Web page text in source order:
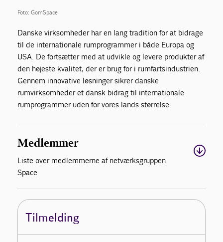
Foto: GomSpace
Danske virksomheder har en lang tradition for at bidrage
til de internationale rumprogrammer i både Europa og
USA. De fortsætter med at udvikle og levere produkter af
den højeste kvalitet, der er brug for i rumfartsindustrien.
Gennem innovative løsninger sikrer danske
rumvirksomheder et dansk bidrag til internationale
rumprogrammer uden for vores lands størrelse.
Medlemmer
Liste over medlemmerne af netværksgruppen
Space
Tilmelding